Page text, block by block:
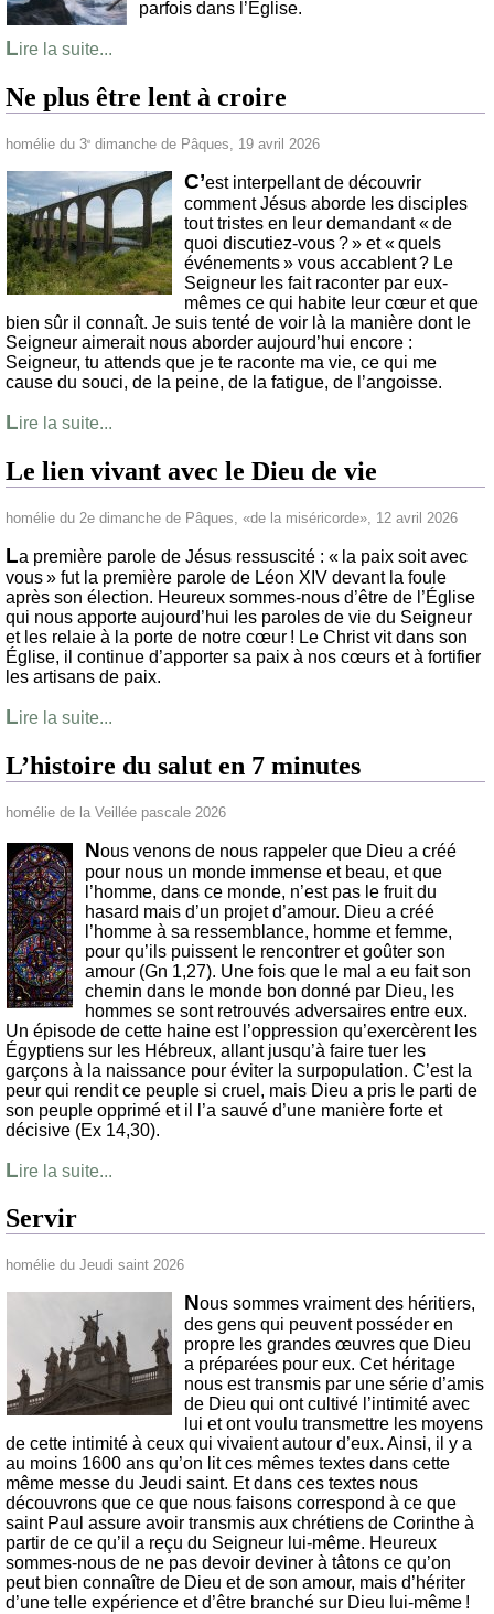
parfois dans l’Église.
Lire la suite...
Ne plus être lent à croire
homélie du 3e dimanche de Pâques, 19 avril 2026
C’est interpellant de découvrir
comment Jésus aborde les disciples
tout tristes en leur demandant « de
quoi discutiez-vous ? » et « quels
événements » vous accablent ? Le
Seigneur les fait raconter par eux-
mêmes ce qui habite leur cœur et que
bien sûr il connaît. Je suis tenté de voir là la manière dont le
Seigneur aimerait nous aborder aujourd’hui encore :
Seigneur, tu attends que je te raconte ma vie, ce qui me
cause du souci, de la peine, de la fatigue, de l’angoisse.
Lire la suite...
Le lien vivant avec le Dieu de vie
homélie du 2e dimanche de Pâques, «de la miséricorde», 12 avril 2026
La première parole de Jésus ressuscité : « la paix soit avec
vous » fut la première parole de Léon XIV devant la foule
après son élection. Heureux sommes-nous d’être de l’Église
qui nous apporte aujourd’hui les paroles de vie du Seigneur
et les relaie à la porte de notre cœur ! Le Christ vit dans son
Église, il continue d’apporter sa paix à nos cœurs et à fortifier
les artisans de paix.
Lire la suite...
L’histoire du salut en 7 minutes
homélie de la Veillée pascale 2026
Nous venons de nous rappeler que Dieu a créé
pour nous un monde immense et beau, et que
l’homme, dans ce monde, n’est pas le fruit du
hasard mais d’un projet d’amour. Dieu a créé
l’homme à sa ressemblance, homme et femme,
pour qu’ils puissent le rencontrer et goûter son
amour (Gn 1,27). Une fois que le mal a eu fait son
chemin dans le monde bon donné par Dieu, les
hommes se sont retrouvés adversaires entre eux.
Un épisode de cette haine est l’oppression qu’exercèrent les
Égyptiens sur les Hébreux, allant jusqu’à faire tuer les
garçons à la naissance pour éviter la surpopulation. C’est la
peur qui rendit ce peuple si cruel, mais Dieu a pris le parti de
son peuple opprimé et il l’a sauvé d’une manière forte et
décisive (Ex 14,30).
Lire la suite...
Servir
homélie du Jeudi saint 2026
Nous sommes vraiment des héritiers,
des gens qui peuvent posséder en
propre les grandes œuvres que Dieu
a préparées pour eux. Cet héritage
nous est transmis par une série d’amis
de Dieu qui ont cultivé l’intimité avec
lui et ont voulu transmettre les moyens
de cette intimité à ceux qui vivaient autour d’eux. Ainsi, il y a
au moins 1600 ans qu’on lit ces mêmes textes dans cette
même messe du Jeudi saint. Et dans ces textes nous
découvrons que ce que nous faisons correspond à ce que
saint Paul assure avoir transmis aux chrétiens de Corinthe à
partir de ce qu’il a reçu du Seigneur lui-même. Heureux
sommes-nous de ne pas devoir deviner à tâtons ce qu’on
peut bien connaître de Dieu et de son amour, mais d’hériter
d’une telle expérience et d’être branché sur Dieu lui-même !